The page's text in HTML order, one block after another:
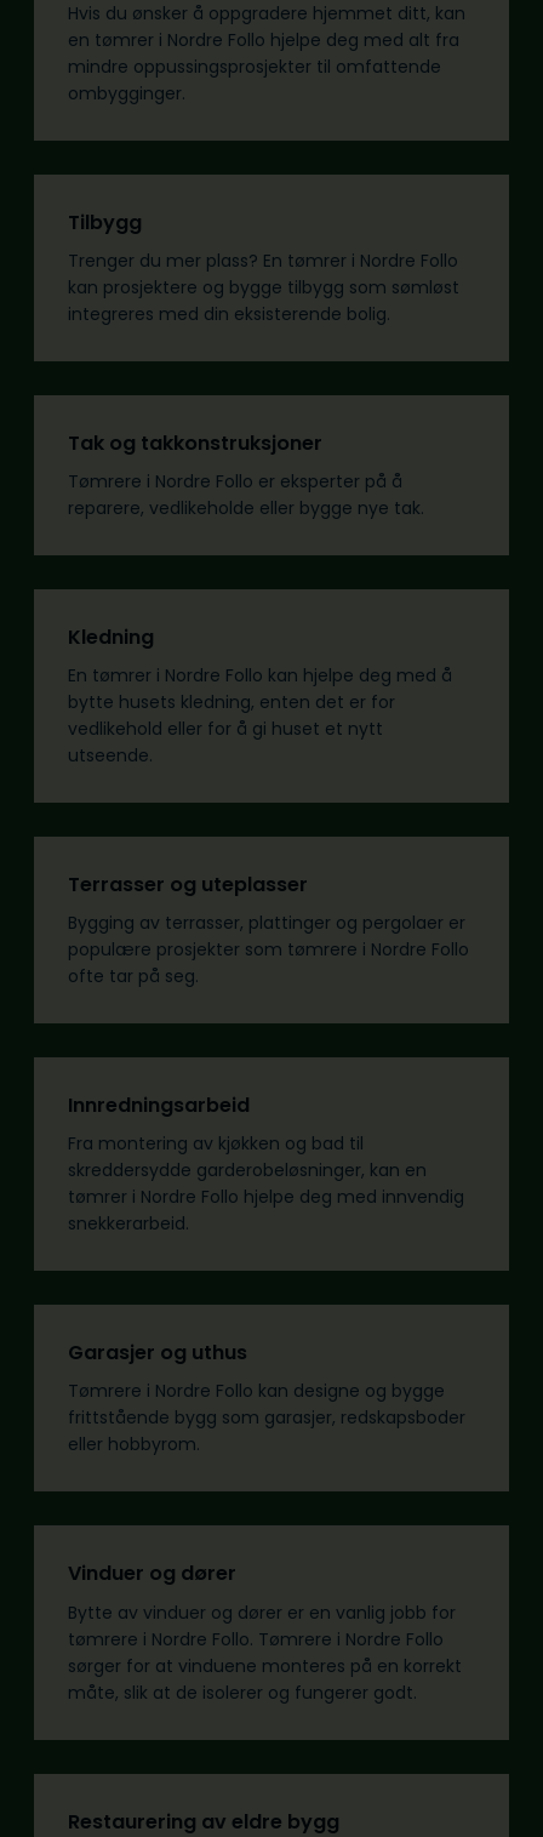
Hvis du ønsker å oppgradere hjemmet ditt, kan
en tømrer i Nordre Follo hjelpe deg med alt fra
mindre oppussingsprosjekter til omfattende
ombygginger.
Tilbygg
Trenger du mer plass? En tømrer i Nordre Follo
kan prosjektere og bygge tilbygg som sømløst
integreres med din eksisterende bolig.
Tak og takkonstruksjoner
Tømrere i Nordre Follo er eksperter på å
reparere, vedlikeholde eller bygge nye tak.
Kledning
En tømrer i Nordre Follo kan hjelpe deg med å
bytte husets kledning, enten det er for
vedlikehold eller for å gi huset et nytt
utseende.
Terrasser og uteplasser
Bygging av terrasser, plattinger og pergolaer er
populære prosjekter som tømrere i Nordre Follo
ofte tar på seg.
Innredningsarbeid
Fra montering av kjøkken og bad til
skreddersydde garderobeløsninger, kan en
tømrer i Nordre Follo hjelpe deg med innvendig
snekkerarbeid.
Garasjer og uthus
Tømrere i Nordre Follo kan designe og bygge
frittstående bygg som garasjer, redskapsboder
eller hobbyrom.
Vinduer og dører
Bytte av vinduer og dører er en vanlig jobb for
tømrere i Nordre Follo. Tømrere i Nordre Follo
sørger for at vinduene monteres på en korrekt
måte, slik at de isolerer og fungerer godt.
Restaurering av eldre bygg